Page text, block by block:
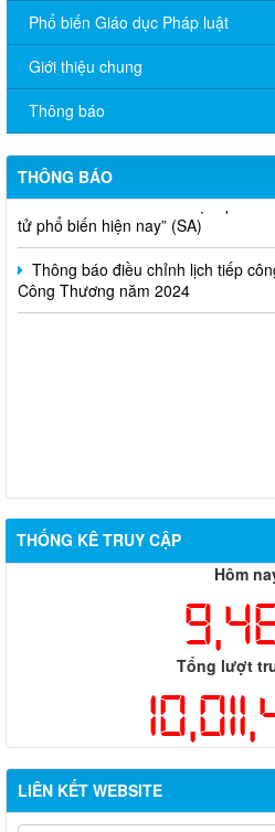
Phổ biến Giáo dục Pháp luật
Giới thiệu chung
Thông báo
THÔNG BÁO
V/v đề nghị báo cáo hệ thống
và hoạt động mua bán khí trên địa
2).
Thông báo bán thanh lý tài sản
Thông báo lựa chọn nhà thầu thực
huấn kinh doanh online hiệu quả
tử phổ biến hiện nay” (SA)
Thông báo điều chỉnh lịch tiếp
Công Thương năm 2024
THỐNG KÊ TRUY CẬP
Hôm
Tổng lượt
LIÊN KẾT WEBSITE